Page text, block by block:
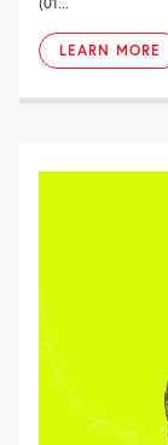
LEARN MORE